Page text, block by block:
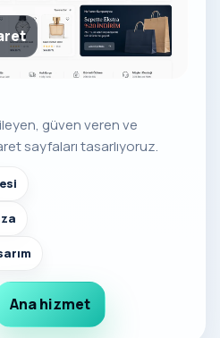
güven veren ve
sayfaları tasarlıyoruz.
Ana hizmet